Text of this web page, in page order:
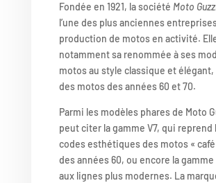
Fondée en 1921, la société Moto
l’une des plus anciennes
production de motos en activité.
notamment sa renommée à ses
motos au style classique et
des motos des années 60 et 70.
Parmi les modèles phares de Moto
peut citer la gamme V7, qui reprend
codes esthétiques des motos «
des années 60, ou encore la gamme
aux lignes plus modernes. La